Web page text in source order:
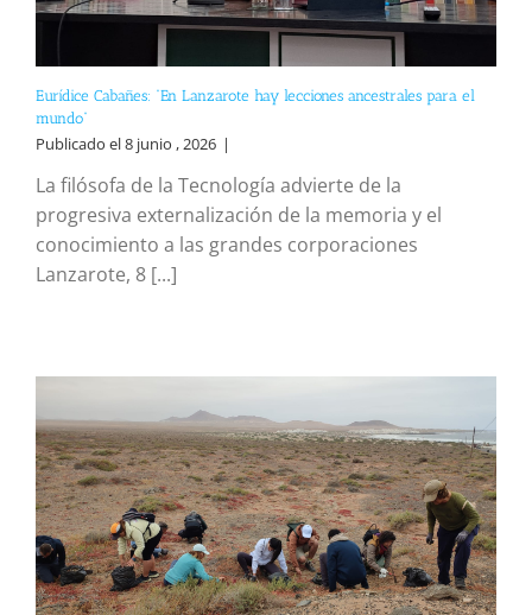
Eurídice Cabañes: “En Lanzarote hay lecciones ancestrales para el
mundo”
Publicado el 8 junio , 2026 |
La filósofa de la Tecnología advierte de la
progresiva externalización de la memoria y el
conocimiento a las grandes corporaciones
Lanzarote, 8 [...]